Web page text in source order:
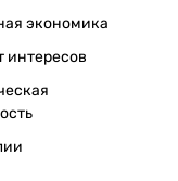
экономика
интересов